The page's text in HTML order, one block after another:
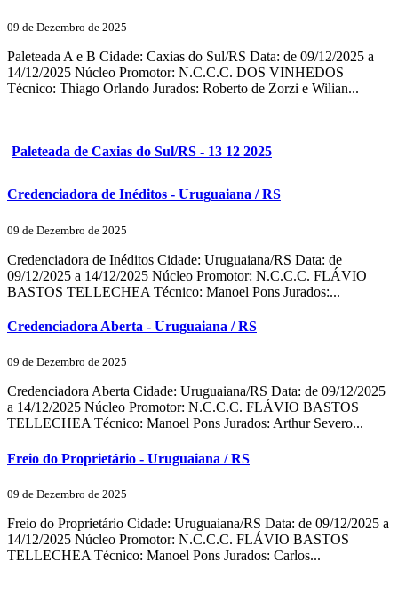
09 de Dezembro de 2025
Paleteada A e B Cidade: Caxias do Sul/RS Data: de 09/12/2025 a
14/12/2025 Núcleo Promotor: N.C.C.C. DOS VINHEDOS
Técnico: Thiago Orlando Jurados: Roberto de Zorzi e Wilian...
Paleteada de Caxias do Sul/RS - 13 12 2025
Credenciadora de Inéditos - Uruguaiana / RS
09 de Dezembro de 2025
Credenciadora de Inéditos Cidade: Uruguaiana/RS Data: de
09/12/2025 a 14/12/2025 Núcleo Promotor: N.C.C.C. FLÁVIO
BASTOS TELLECHEA Técnico: Manoel Pons Jurados:...
Credenciadora Aberta - Uruguaiana / RS
09 de Dezembro de 2025
Credenciadora Aberta Cidade: Uruguaiana/RS Data: de 09/12/2025
a 14/12/2025 Núcleo Promotor: N.C.C.C. FLÁVIO BASTOS
TELLECHEA Técnico: Manoel Pons Jurados: Arthur Severo...
Freio do Proprietário - Uruguaiana / RS
09 de Dezembro de 2025
Freio do Proprietário Cidade: Uruguaiana/RS Data: de 09/12/2025 a
14/12/2025 Núcleo Promotor: N.C.C.C. FLÁVIO BASTOS
TELLECHEA Técnico: Manoel Pons Jurados: Carlos...